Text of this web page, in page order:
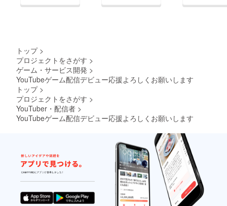
トップ >
プロジェクトをさがす >
ゲーム・サービス開発 >
YouTubeゲーム配信デビュー応援よろしくお願いします
トップ >
プロジェクトをさがす >
YouTuber・配信者 >
YouTubeゲーム配信デビュー応援よろしくお願いします